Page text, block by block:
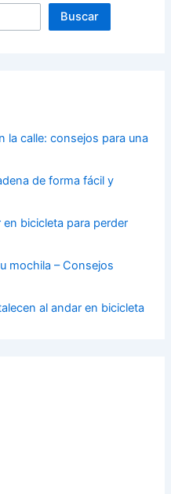
Buscar
la calle: consejos para una
de forma fácil y
bicicleta para perder
mochila – Consejos
al andar en bicicleta